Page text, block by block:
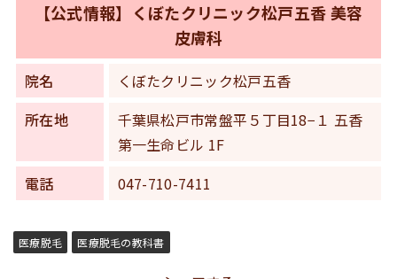
【公式情報】くぼたクリニック松戸五香 美容
皮膚科
院名
くぼたクリニック松戸五香
所在地
千葉県松戸市常盤平５丁目18−１ 五香
第一生命ビル 1F
電話
047-710-7411
医療脱毛 医療脱毛の教科書